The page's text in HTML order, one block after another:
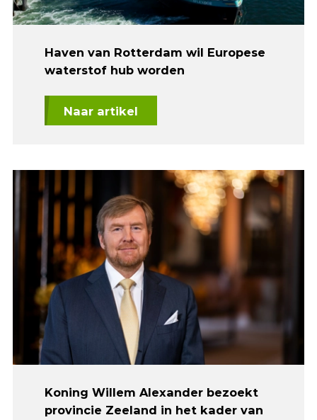
Haven van Rotterdam wil Europese
waterstof hub worden
Naar artikel
Koning Willem Alexander bezoekt
provincie Zeeland in het kader van